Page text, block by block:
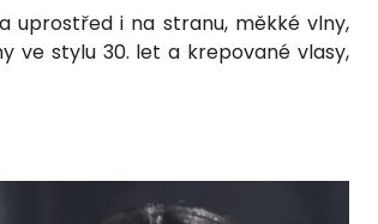
uprostřed i na stranu, měkké vlny,
ve stylu 30. let a krepované vlasy,